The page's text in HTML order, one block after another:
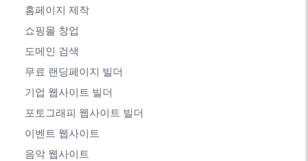
홈페이지 제작
쇼핑몰 창업
도메인 검색
무료 랜딩페이지 빌더
기업 웹사이트 빌더
포토그래피 웹사이트 빌더
이벤트 웹사이트
음악 웹사이트